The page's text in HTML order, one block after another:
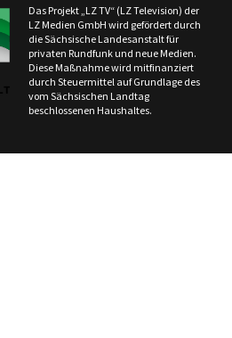
Das Projekt „LZ TV“ (LZ Television) der
LZ Medien GmbH wird gefördert durch
die Sächsische Landesanstalt für
privaten Rundfunk und neue Medien.
Diese Maßnahme wird mitfinanziert
durch Steuermittel auf Grundlage des
vom Sächsischen Landtag
beschlossenen Haushaltes.